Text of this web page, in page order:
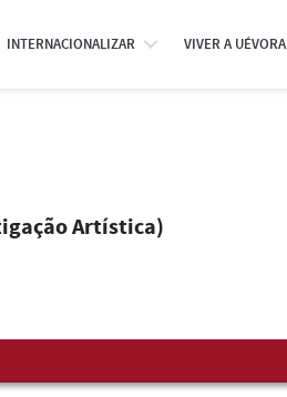
INTERNACIONALIZAR VIVER A UÉVORA
Artística)